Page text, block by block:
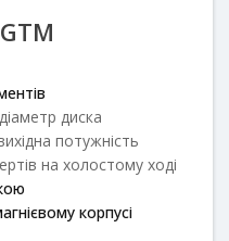
диска
потужність
на холостому ході
корпусі